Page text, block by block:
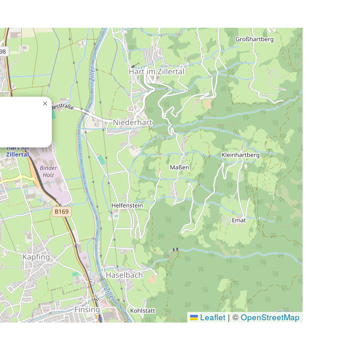
×
Leaflet | © OpenStreetMap